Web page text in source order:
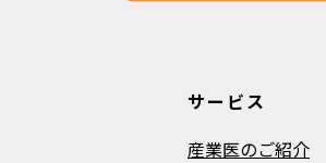
サービス
産業医のご紹介